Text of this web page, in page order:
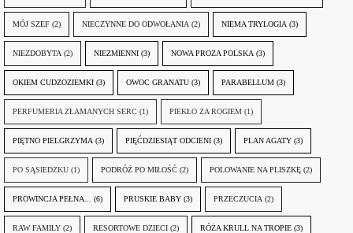
MÓJ SZEF (2) NIECZYNNE DO ODWOŁANIA (2) NIEMA TRYLOGIA (3)
NIEZDOBYTA (2) NIEZMIENNI (3) NOWA PROZA POLSKA (3)
OKIEM CUDZOZIEMKI (3) OWOC GRANATU (3) PARABELLUM (3)
PERFUMERIA ZŁAMANYCH SERC (1) PIEKŁO ZA ROGIEM (1)
PIĘTNO PIELGRZYMA (3) PIĘĆDZIESIĄT ODCIENI (3) PLAN AGATY (3)
PO SĄSIEDZKU (1) PODRÓŻ PO MIŁOŚĆ (2) POLOWANIE NA PLISZKĘ (2)
PROWINCJA PEŁNA... (6) PRUSKIE BABY (3) PRZECZUCIA (2)
RAW FAMILY (2) RESORTOWE DZIECI (2) RÓŻA KRULL NA TROPIE (3)